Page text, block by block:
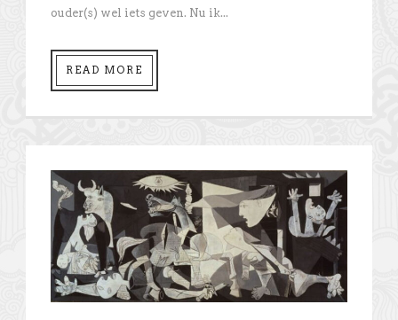
ouder(s) wel iets geven. Nu ik...
READ MORE